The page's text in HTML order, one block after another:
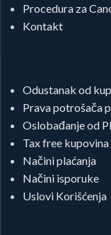
Procedura za
Kontakt
Odustanak od
Prava potrošača
Oslobađanje od
Tax free kupovina
Načini plaćanja
Načini isporuke
Uslovi Korišćenja